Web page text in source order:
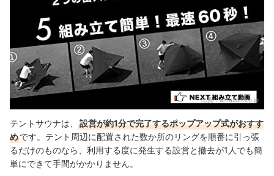
出典：amazon.co.jp
テントサウナは、
設営が約1分で完了するポップアップ式がおすす
めです。テント周辺に配置された数か所のリングを順番に引っ張
るだけのものなら、利用する度に発生する設営と撤去が1人でも簡
単にできて手間がかかりません。